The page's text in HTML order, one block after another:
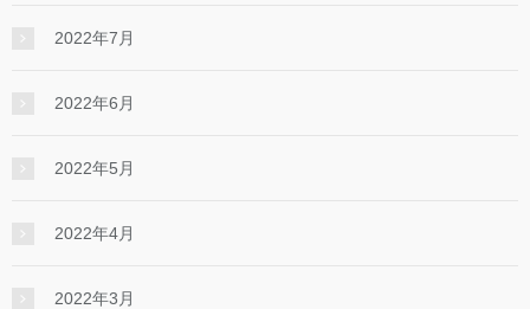
2022年7月
2022年6月
2022年5月
2022年4月
2022年3月